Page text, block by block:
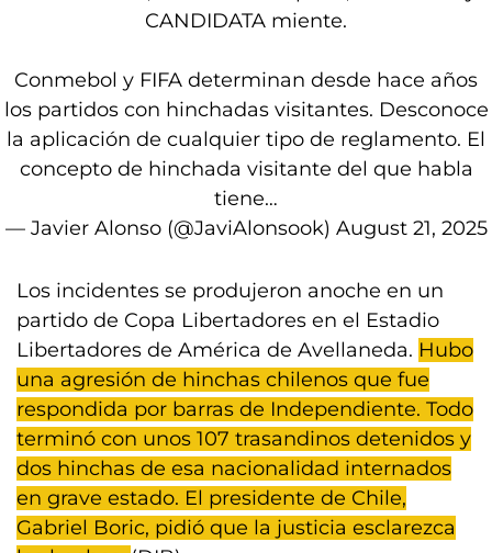
CANDIDATA miente.
Conmebol y FIFA determinan desde hace años
los partidos con hinchadas visitantes. Desconoce
la aplicación de cualquier tipo de reglamento. El
concepto de hinchada visitante del que habla
tiene…
— Javier Alonso (@JaviAlonsook) August 21, 2025
Los incidentes se produjeron anoche en un
partido de Copa Libertadores en el Estadio
Libertadores de América de Avellaneda. Hubo
una agresión de hinchas chilenos que fue
respondida por barras de Independiente. Todo
terminó con unos 107 trasandinos detenidos y
dos hinchas de esa nacionalidad internados
en grave estado. El presidente de Chile,
Gabriel Boric, pidió que la justicia esclarezca